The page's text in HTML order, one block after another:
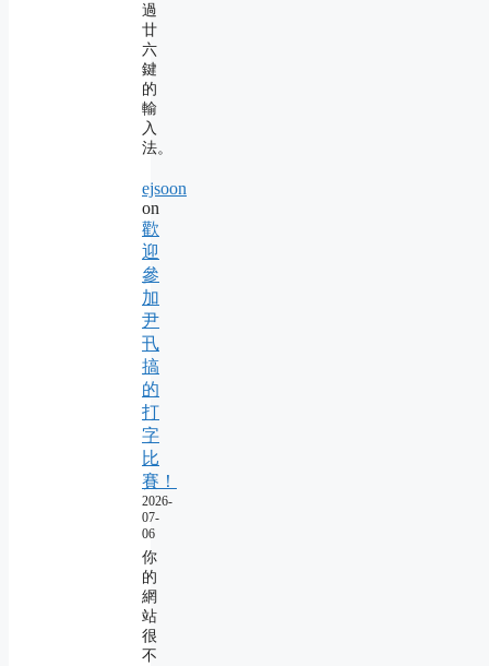
過
廿
六
鍵
的
輸
入
法。
ejsoon
on
歡
迎
參
加
尹
卂
搞
的
打
字
比
賽！
2026-
07-
06
你
的
網
站
很
不